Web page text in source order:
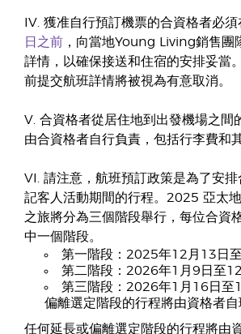
IV. 獲准自行預訂機票的合資格者必須
日之前 ，向當地Young Living銷售團
詳情，以確保接送和住宿的安排妥當
前提交航班詳情將被視為有意取消。
V. 合資格者從居住地到出發機場之間
由合資格者自行負責，包括行李費和
VI. 請注意，航班預訂政策是為了安
記客人活動期間的行程。2025 亞太
之旅將分為三個階段舉行，每位合資
中一個階段。
第一階段：2025年12月13日
第二階段：2026年1月9日至
第三階段：2026年1月16日至
偏離選定階段的行程將由資格者自
任何延長或偏離選定階段的行程將由